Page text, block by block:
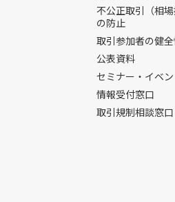
不公正取引（相場
の防止
取引参加者の健
公表資料
セミナー・イベン
情報受付窓口
取引規制相談窓口